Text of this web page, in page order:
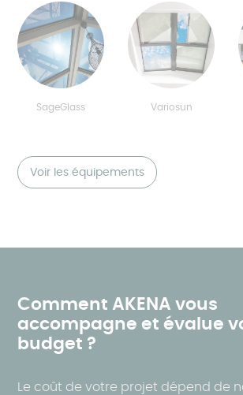
SageGlass Variosun
Voir les équipements
Comment AKENA vous
accompagne et évalue
budget ?
Le coût de votre projet dépend de